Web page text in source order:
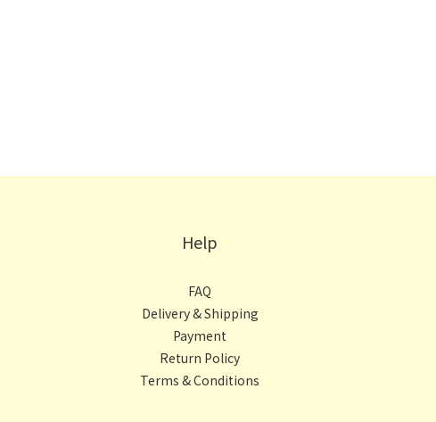
Help
FAQ
Delivery & Shipping
Payment
Return Policy
Terms & Conditions